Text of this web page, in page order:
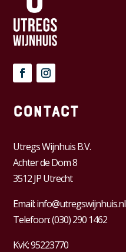
Contact
Utregs Wijnhuis B.V.
Achter de Dom 8
3512 JP Utrecht
Email:info@utregswijnhuis.nl
Telefoon:(030) 290 1462
KvK:95223770